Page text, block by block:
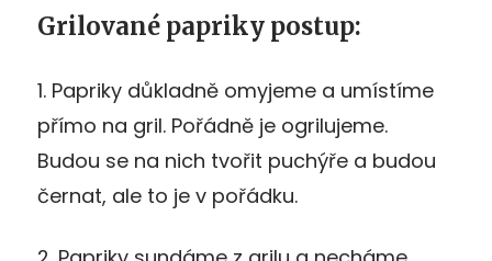
Grilované papriky postup:
1. Papriky důkladně omyjeme a umístíme
přímo na gril. Pořádně je ogrilujeme.
Budou se na nich tvořit puchýře a budou
černat, ale to je v pořádku.